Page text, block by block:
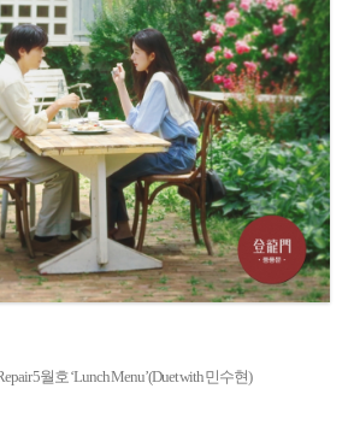
5월호 ‘Lunch Menu’(Duet with 민수현)